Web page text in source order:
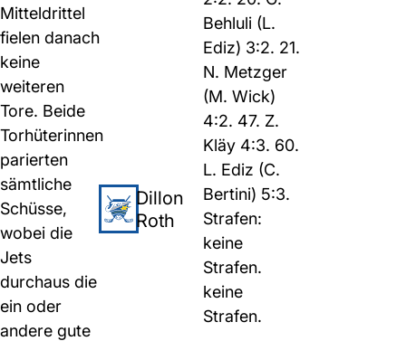
Mitteldrittel
fielen danach
keine
weiteren
Tore. Beide
Torhüterinnen
parierten
sämtliche
Schüsse,
wobei die
Jets
durchaus die
ein oder
andere gute
Dillon
Roth
Behluli (L.
Ediz) 3:2. 21.
N. Metzger
(M. Wick)
4:2. 47. Z.
Kläy 4:3. 60.
L. Ediz (C.
Bertini) 5:3.
Strafen:
keine
Strafen.
keine
Strafen.